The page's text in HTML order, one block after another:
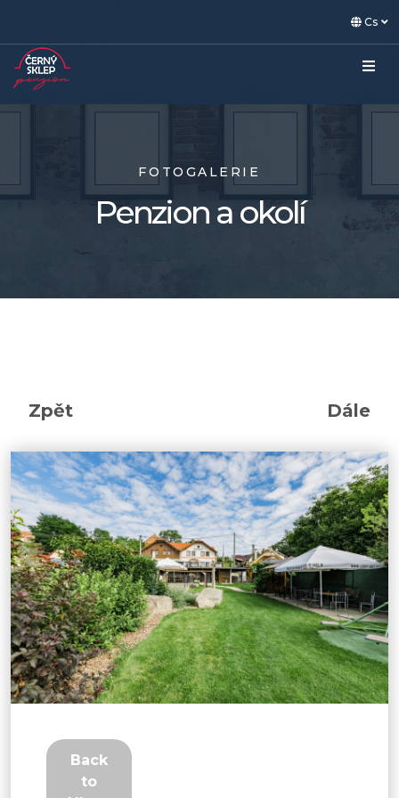
Cs
FOTOGALERIE
Penzion a okolí
Zpět Dále
Back
to